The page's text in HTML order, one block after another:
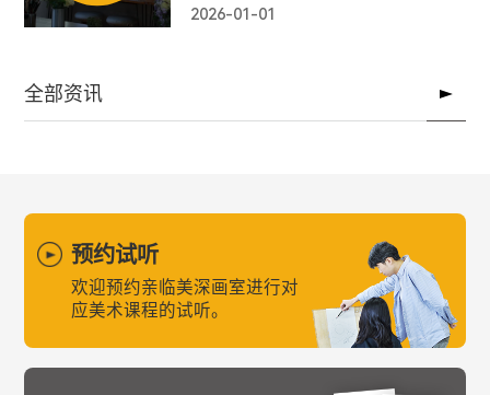
当下的平静，就是它最珍贵的意义。
2026-01-01
全部资讯
预约试听
欢迎预约亲临美深画室进行对
应美术课程的试听。